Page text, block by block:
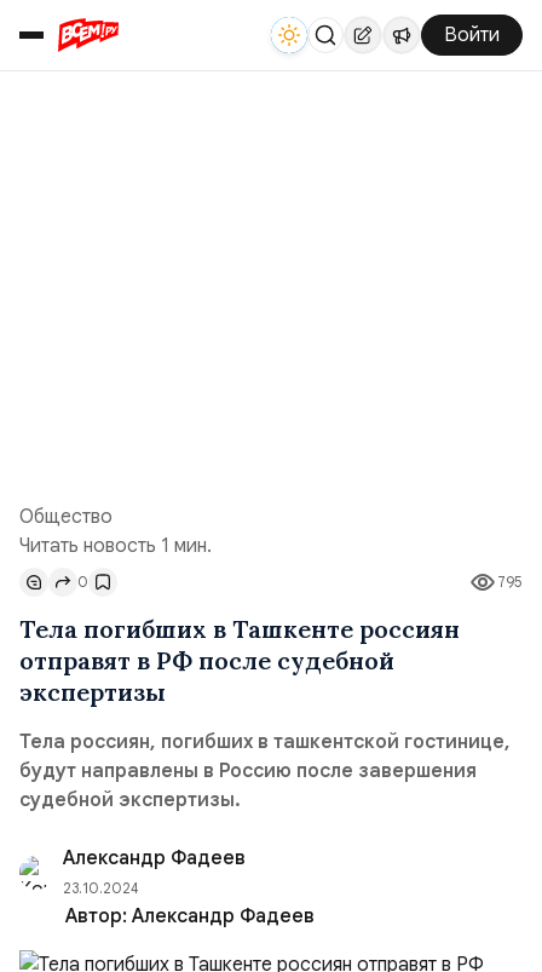
Войти
Общество
Читать новость 1 мин.
795
0
Тела погибших в Ташкенте россиян
отправят в РФ после судебной
экспертизы
Тела россиян, погибших в ташкентской гостинице,
будут направлены в Россию после завершения
судебной экспертизы.
Александр Фадеев
23.10.2024
Автор: Александр Фадеев